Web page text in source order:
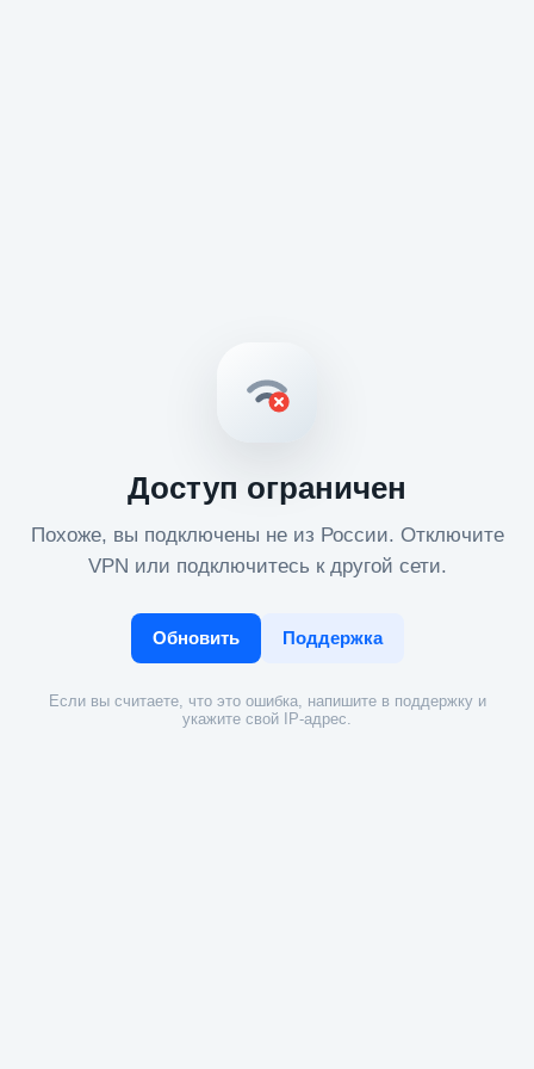
Доступ ограничен
Похоже, вы подключены не из России. Отключите
VPN или подключитесь к другой сети.
Обновить Поддержка
Если вы считаете, что это ошибка, напишите в поддержку и
укажите свой IP-адрес.